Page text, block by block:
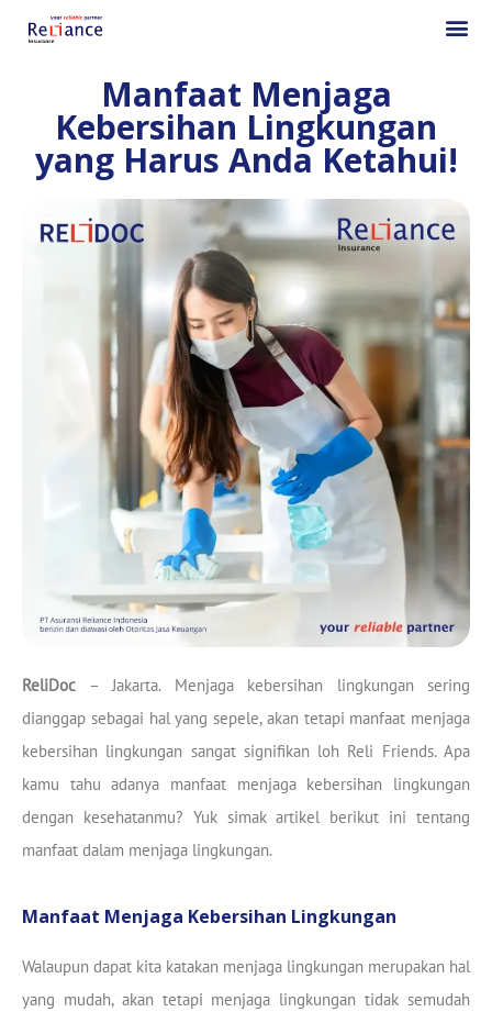
Manfaat Menjaga
Kebersihan Lingkungan
yang Harus Anda Ketahui!
ReliDoc – Jakarta. Menjaga kebersihan lingkungan sering
dianggap sebagai hal yang sepele, akan tetapi manfaat menjaga
kebersihan lingkungan sangat signifikan loh Reli Friends. Apa
kamu tahu adanya manfaat menjaga kebersihan lingkungan
dengan kesehatanmu? Yuk simak artikel berikut ini tentang
manfaat dalam menjaga lingkungan.
Manfaat Menjaga Kebersihan Lingkungan
Walaupun dapat kita katakan menjaga lingkungan merupakan hal
yang mudah, akan tetapi menjaga lingkungan tidak semudah